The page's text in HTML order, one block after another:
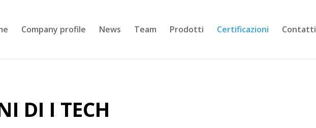
Company profile News Team Prodotti Certificazioni Contatti
DI I TECH